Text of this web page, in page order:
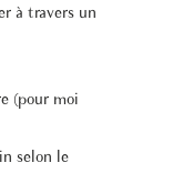
à travers un
(pour moi
selon le